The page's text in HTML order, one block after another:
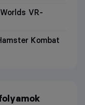
VR-
Kombat